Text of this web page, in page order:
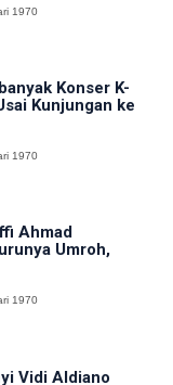
1970
Konser K-
Kunjungan ke
1970
Ahmad
Umroh,
1970
Vidi Aldiano